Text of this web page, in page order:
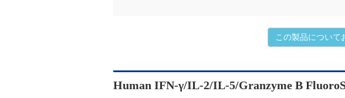
この製品について
Human IFN-γ/IL-2/IL-5/Granzyme B